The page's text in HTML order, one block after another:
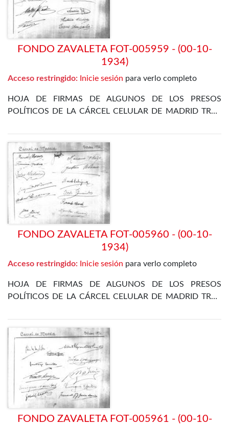
FONDO ZAVALETA FOT-005959 - (00-10-
1934)
Acceso restringido: Inicie sesión para verlo completo
HOJA DE FIRMAS DE ALGUNOS DE LOS PRESOS
POLÍTICOS DE LA CÁRCEL CELULAR DE MADRID TRAS
FONDO ZAVALETA FOT-005960 - (00-10-
1934)
Acceso restringido: Inicie sesión para verlo completo
HOJA DE FIRMAS DE ALGUNOS DE LOS PRESOS
POLÍTICOS DE LA CÁRCEL CELULAR DE MADRID TRAS
FONDO ZAVALETA FOT-005961 - (00-10-